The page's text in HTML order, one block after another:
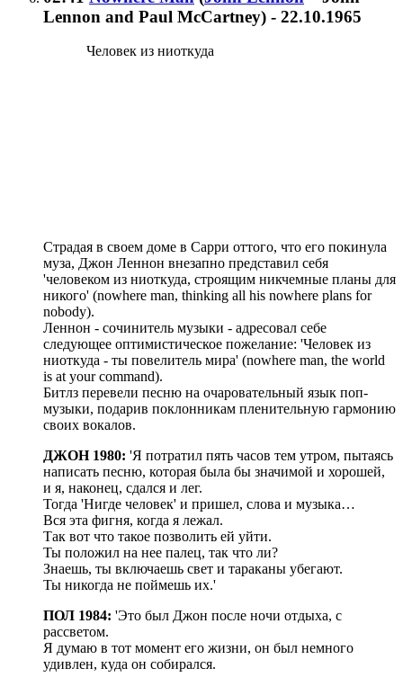
Lennon and Paul McCartney) - 22.10.1965
Человек из ниоткуда
Страдая в своем доме в Сарри оттого, что его покинула
муза, Джон Леннон внезапно представил себя
'человеком из ниоткуда, строящим никчемные планы для
никого' (nowhere man, thinking all his nowhere plans for
nobody).
Леннон - сочинитель музыки - адресовал себе
следующее оптимистическое пожелание: 'Человек из
ниоткуда - ты повелитель мира' (nowhere man, the world
is at your command).
Битлз перевели песню на очаровательный язык поп-
музыки, подарив поклонникам пленительную гармонию
своих вокалов.
ДЖОН 1980: 'Я потратил пять часов тем утром, пытаясь
написать песню, которая была бы значимой и хорошей,
и я, наконец, сдался и лег.
Тогда 'Нигде человек' и пришел, слова и музыка…
Вся эта фигня, когда я лежал.
Так вот что такое позволить ей уйти.
Ты положил на нее палец, так что ли?
Знаешь, ты включаешь свет и тараканы убегают.
Ты никогда не поймешь их.'
ПОЛ 1984: 'Это был Джон после ночи отдыха, с
рассветом.
Я думаю в тот момент его жизни, он был немного
удивлен, куда он собирался.